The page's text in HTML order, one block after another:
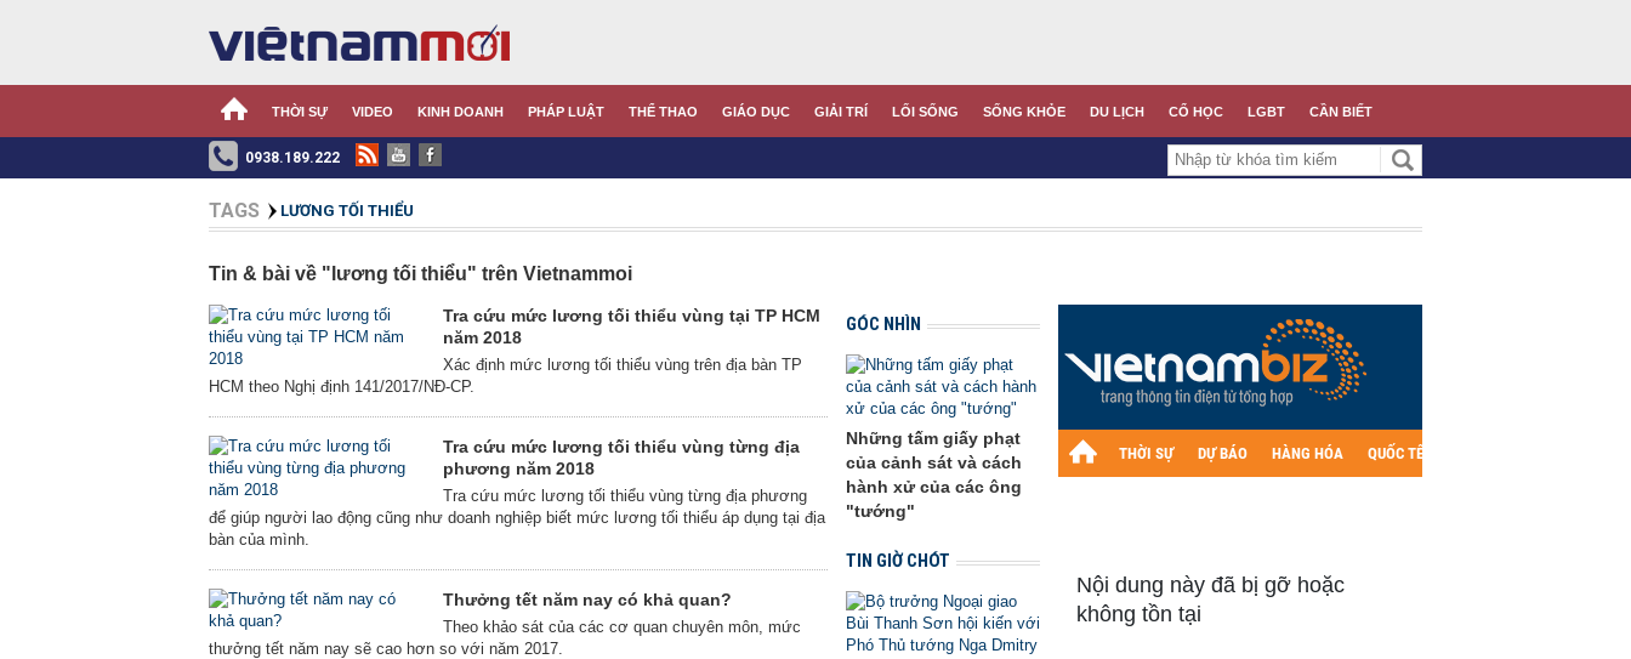
THỜI SỰ VIDEO KINH DOANH PHÁP LUẬT THỂ THAO GIÁO DỤC GIẢI TRÍ LỐI SỐNG SỐNG KHỎE DU LỊCH CỔ HỌC LGBT CẦN BIẾT
0938.189.222
TAGS LƯƠNG TỐI THIỂU
Tin & bài về " lương tối thiểu" trên Vietnammoi
Tra cứu mức lương tối thiểu vùng tại TP HCM
năm 2018
Xác định mức lương tối thiểu vùng trên địa bàn TP
HCM theo Nghị định 141/2017/NĐ-CP.
Tra cứu mức lương tối thiểu vùng từng địa
phương năm 2018
Tra cứu mức lương tối thiểu vùng từng địa phương
để giúp người lao động cũng như doanh nghiệp biết mức lương tối thiểu áp dụng tại địa
bàn của mình.
Thưởng tết năm nay có khả quan?
Theo khảo sát của các cơ quan chuyên môn, mức
thưởng tết năm nay sẽ cao hơn so với năm 2017.
GÓC NHÌN
Những tấm giấy phạt
của cảnh sát và cách
hành xử của các ông
"tướng"
TIN GIỜ CHÓT